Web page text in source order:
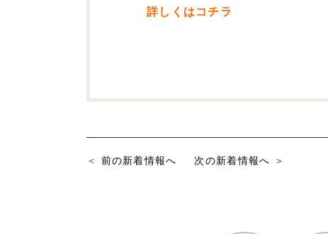
詳しくはコチラ
前の新着情報へ 次の新着情報へ